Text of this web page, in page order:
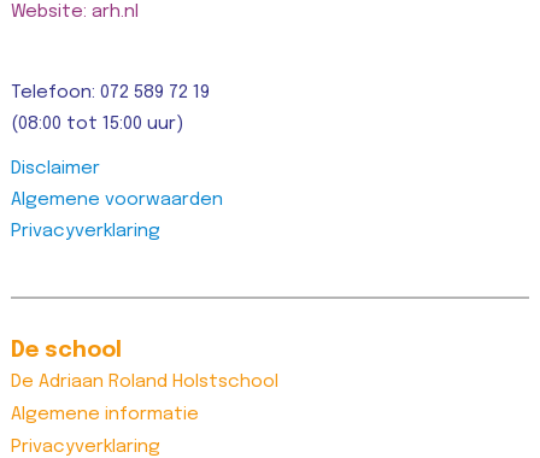
Website: arh.nl
Telefoon: 072 589 72 19
(08:00 tot 15:00 uur)
Disclaimer
Algemene voorwaarden
Privacyverklaring
De school
De Adriaan Roland Holstschool
Algemene informatie
Privacyverklaring